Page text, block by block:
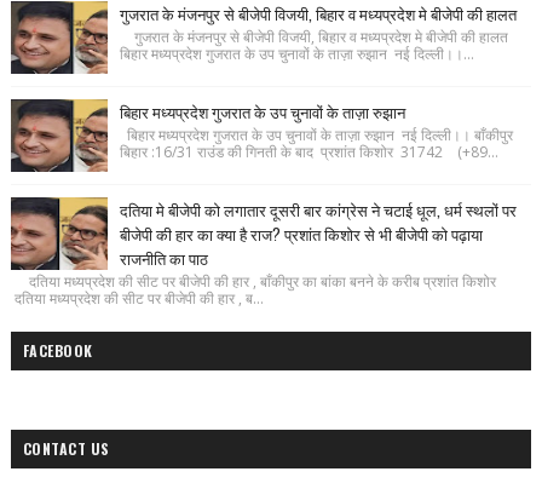
गुजरात के मंजनपुर से बीजेपी विजयी, बिहार व मध्यप्रदेश मे बीजेपी की हालत
गुजरात के मंजनपुर से बीजेपी विजयी, बिहार व मध्यप्रदेश मे बीजेपी की हालत
बिहार मध्यप्रदेश गुजरात के उप चुनावों के ताज़ा रुझान नई दिल्ली।।...
बिहार मध्यप्रदेश गुजरात के उप चुनावों के ताज़ा रुझान
बिहार मध्यप्रदेश गुजरात के उप चुनावों के ताज़ा रुझान नई दिल्ली।। बाँकीपुर
बिहार :16/31 राउंड की गिनती के बाद प्रशांत किशोर 31742 (+89...
दतिया मे बीजेपी को लगातार दूसरी बार कांग्रेस ने चटाई धूल, धर्म स्थलों पर
बीजेपी की हार का क्या है राज? प्रशांत किशोर से भी बीजेपी को पढ़ाया
राजनीति का पाठ
दतिया मध्यप्रदेश की सीट पर बीजेपी की हार , बाँकीपुर का बांका बनने के करीब प्रशांत किशोर
दतिया मध्यप्रदेश की सीट पर बीजेपी की हार , ब...
FACEBOOK
CONTACT US